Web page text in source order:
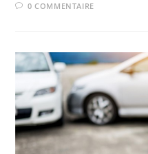
0 COMMENTAIRE